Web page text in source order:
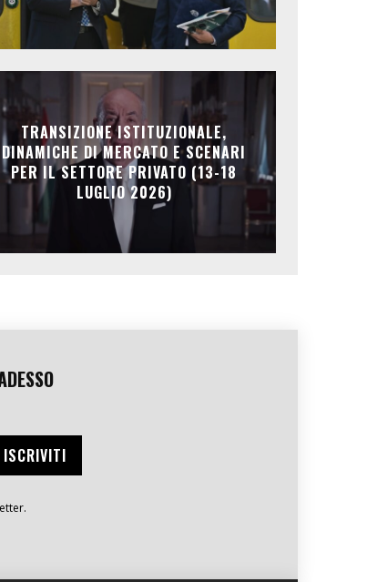
TRANSIZIONE ISTITUZIONALE,
DINAMICHE DI MERCATO E SCENARI
PER IL SETTORE PRIVATO (13-18
LUGLIO 2026)